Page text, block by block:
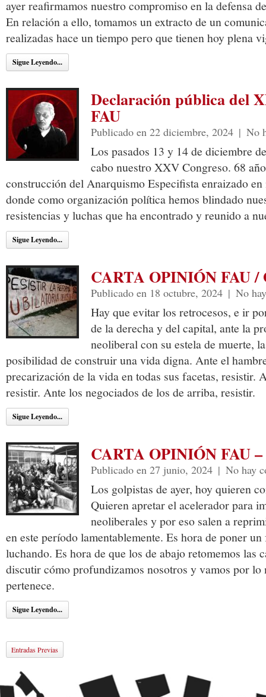
ayer reafirmamos nuestro compromiso en la defensa
En relación a ello, tomamos un extracto de un
realizadas hace un tiempo pero que tienen hoy plena
Sigue Leyendo...
Declaración pública del
FAU
Publicado en 22 diciembre, 2024 | No
Los pasados 13 y 14 de diciembre
cabo nuestro XXV Congreso. 68
construcción del Anarquismo Especifista enraizado
donde como organización política hemos blindado
resistencias y luchas que ha encontrado y reunido a
Sigue Leyendo...
CARTA OPINIÓN FAU /
Publicado en 18 octubre, 2024 | No
Hay que evitar los retrocesos, e ir
de la derecha y del capital, ante la
neoliberal con su estela de muerte,
posibilidad de construir una vida digna. Ante el
precarización de la vida en todas sus facetas, resistir.
resistir. Ante los negociados de los de arriba, resistir.
Sigue Leyendo...
CARTA OPINIÓN FAU
Publicado en 27 junio, 2024 | No hay
Los golpistas de ayer, hoy quieren
Quieren apretar el acelerador para
neoliberales y por eso salen a
en este período lamentablemente. Es hora de poner
luchando. Es hora de que los de abajo retomemos las
discutir cómo profundizamos nosotros y vamos por lo
pertenece.
Sigue Leyendo...
Entradas Previas